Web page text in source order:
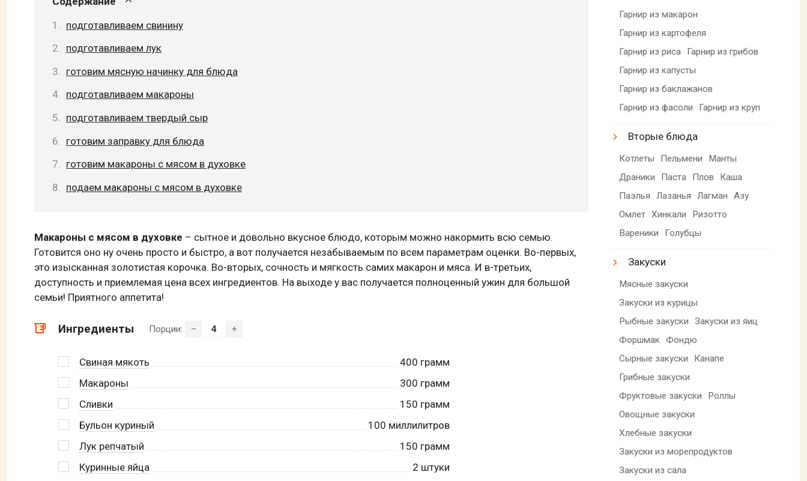
подготавливаем свинину
подготавливаем лук
готовим мясную начинку для блюда
подготавливаем макароны
подготавливаем твердый сыр
готовим заправку для блюда
готовим макароны с мясом в духовке
подаем макароны с мясом в духовке
Макароны с мясом в духовке – сытное и довольно вкусное блюдо, которым можно накормить всю семью.
Готовится оно ну очень просто и быстро, а вот получается незабываемым по всем параметрам оценки. Во-первых,
это изысканная золотистая корочка. Во-вторых, сочность и мягкость самих макарон и мяса. И в-третьих,
доступность и приемлемая цена всех ингредиентов. На выходе у вас получается полноценный ужин для большой
семьи! Приятного аппетита!
Ингредиенты Порции: – +
Свиная мякоть 400 грамм
Макароны
300 грамм
Сливки
150 грамм
Бульон куриный
100 миллилитров
Лук репчатый
150 грамм
Куринные яйца
2 штуки
Гарнир из макарон
Гарнир из картофеля
Гарнир из риса
Гарнир из грибов
Гарнир из капусты
Гарнир из баклажанов
Гарнир из фасоли
Гарнир из круп
Вторые блюда
Котлеты Пельмени
Манты
Драники
Паста Плов
Каша
Паэлья
Лазанья Лагман
Азу
Омлет Хинкали
Ризотто
Вареники
Голубцы
Закуски
Мясные закуски
Закуски из курицы
Рыбные закуски
Закуски из яиц
Форшмак Фондю
Сырные закуски
Канапе
Грибные закуски
Фруктовые закуски
Роллы
Овощные закуски
Хлебные закуски
Закуски из морепродуктов
Закуски из сала